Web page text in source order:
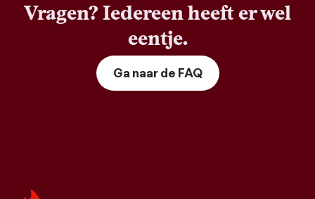
Vragen? Iedereen heeft er wel
eentje.
Ga naar de FAQ